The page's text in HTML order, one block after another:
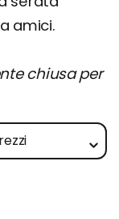
amici.
chiusa per